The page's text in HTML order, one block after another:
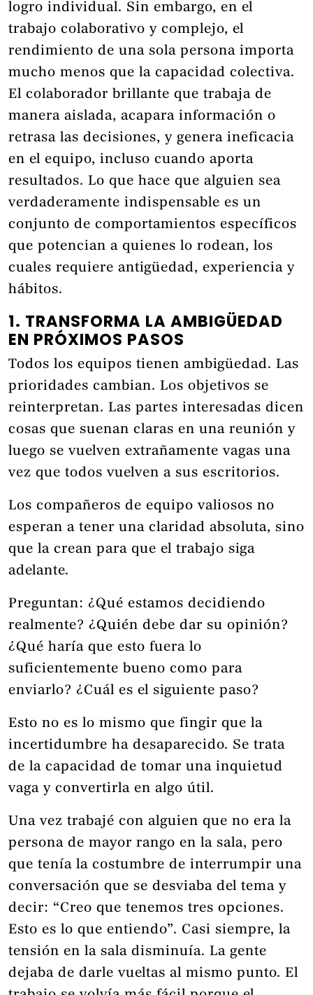
logro individual. Sin embargo, en el
trabajo colaborativo y complejo, el
rendimiento de una sola persona importa
mucho menos que la capacidad colectiva.
El colaborador brillante que trabaja de
manera aislada, acapara información o
retrasa las decisiones, y genera ineficacia
en el equipo, incluso cuando aporta
resultados. Lo que hace que alguien sea
verdaderamente indispensable es un
conjunto de comportamientos específicos
que potencian a quienes lo rodean, los
cuales requiere antigüedad, experiencia y
hábitos.
1. TRANSFORMA LA AMBIGÜEDAD
EN PRÓXIMOS PASOS
Todos los equipos tienen ambigüedad. Las
prioridades cambian. Los objetivos se
reinterpretan. Las partes interesadas dicen
cosas que suenan claras en una reunión y
luego se vuelven extrañamente vagas una
vez que todos vuelven a sus escritorios.
Los compañeros de equipo valiosos no
esperan a tener una claridad absoluta, sino
que la crean para que el trabajo siga
adelante.
Preguntan: ¿Qué estamos decidiendo
realmente? ¿Quién debe dar su opinión?
¿Qué haría que esto fuera lo
suficientemente bueno como para
enviarlo? ¿Cuál es el siguiente paso?
Esto no es lo mismo que fingir que la
incertidumbre ha desaparecido. Se trata
de la capacidad de tomar una inquietud
vaga y convertirla en algo útil.
Una vez trabajé con alguien que no era la
persona de mayor rango en la sala, pero
que tenía la costumbre de interrumpir una
conversación que se desviaba del tema y
decir: “Creo que tenemos tres opciones.
Esto es lo que entiendo”. Casi siempre, la
tensión en la sala disminuía. La gente
dejaba de darle vueltas al mismo punto. El